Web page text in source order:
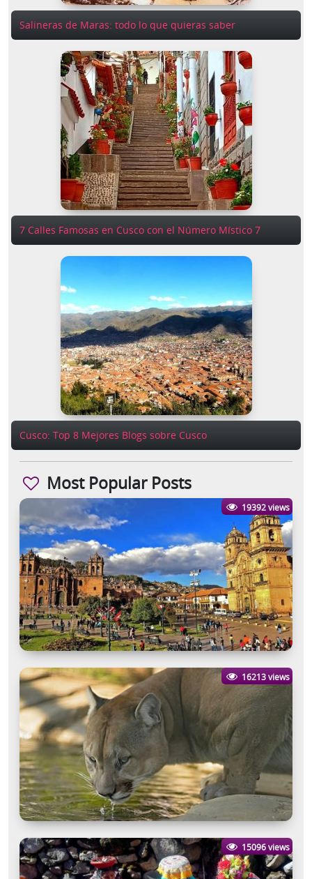
Salineras de Maras: todo lo que quieras saber
7 Calles Famosas en Cusco con el Número Místico 7
Cusco: Top 8 Mejores Blogs sobre Cusco
Most Popular Posts
19392 views
16213 views
15096 views